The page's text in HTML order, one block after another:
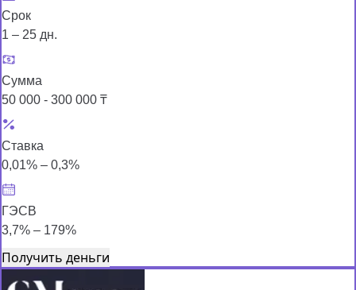
Срок
1 – 25 дн.
Сумма
50 000 - 300 000 ₸
Ставка
0,01% – 0,3%
ГЭСВ
3,7% – 179%
Получить деньги